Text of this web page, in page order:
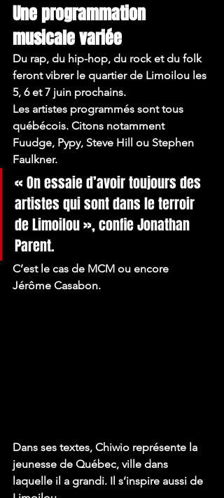
Une programmation
musicale variée
Du rap, du hip-hop, du rock et du folk
feront vibrer le quartier de Limoilou les
5, 6 et 7 juin prochains.
Les artistes programmés sont tous
québécois. Citons notamment
Fuudge, Pypy, Steve Hill ou Stephen
Faulkner.
« On essaie d’avoir toujours des
artistes qui sont dans le terroir
de Limoilou », confie Jonathan
Parent.
C’est le cas de MCM ou encore
Jérôme Casabon.
Dans ses textes, Chiwio représente la
jeunesse de Québec, ville dans
laquelle il a grandi. Il s’inspire aussi de